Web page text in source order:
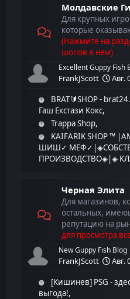
Молдавские
Для крупных
которые
(Нажмите на
шопов в нем)
Excellent Guppy Fish
FrankJScott
Авг.
BRAT🔰SHOP -
Гаш Екстази Кокс
Trappa Shop
KAIFARIK SHOP ™
ШИШ✓
ПРОИЗВОДСТВО◈|◈
Гречка, Ешки, Трава,
HAJIME SHOP -
Xtc, Weed, Hash, Amf,
Черная Элита
Для магазинов,
остальных,
репутацию на
для просмотра
New Guppy Fish Blog
FrankJScott
Авг.
[Кишинев] PSG -
выгода!